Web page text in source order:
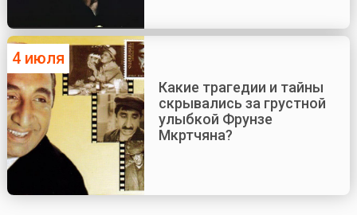
4 июля
Какие трагедии и тайны
скрывались за грустной
улыбкой Фрунзе
Мкртчяна?